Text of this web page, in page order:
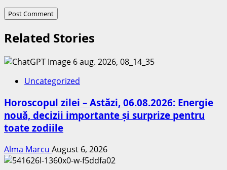
Related Stories
Uncategorized
Horoscopul zilei – Astăzi, 06.08.2026: Energie
nouă, decizii importante și surprize pentru
toate zodiile
Alma Marcu August 6, 2026